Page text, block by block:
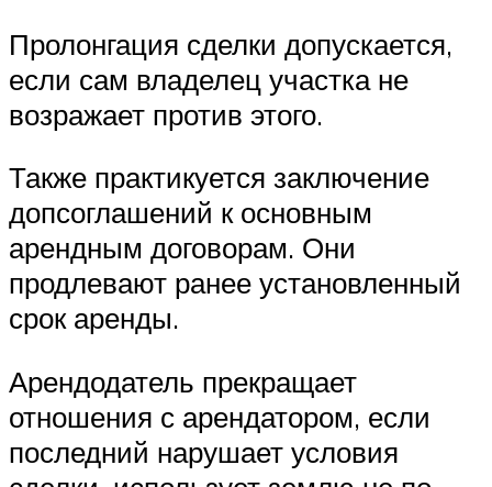
Пролонгация сделки допускается,
если сам владелец участка не
возражает против этого.
Также практикуется заключение
допсоглашений к основным
арендным договорам. Они
продлевают ранее установленный
срок аренды.
Арендодатель прекращает
отношения с арендатором, если
последний нарушает условия